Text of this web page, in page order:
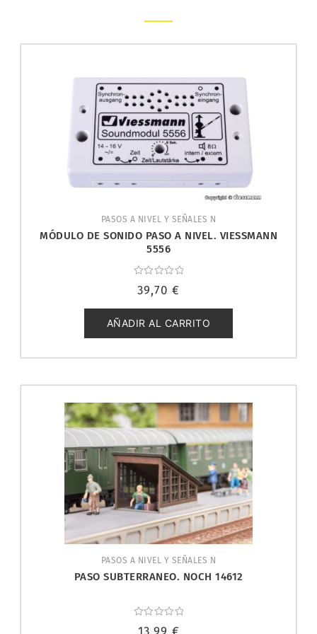
PASOS A NIVEL Y SEÑALES N
MÓDULO DE SONIDO PASO A NIVEL. VIESSMANN
5556
con
de
5
39,70 €
AÑADIR AL CARRITO
PASOS A NIVEL Y SEÑALES N
PASO SUBTERRANEO. NOCH 14612